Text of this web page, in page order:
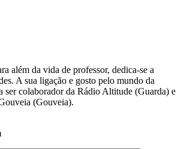
além da vida de professor, dedica-se a
A sua ligação e gosto pelo mundo da
ser colaborador da Rádio Altitude (Guarda) e
(Gouveia).